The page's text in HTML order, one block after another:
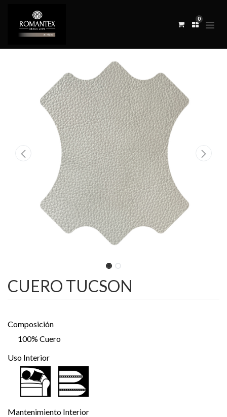
0
CUERO TUCSON
Composición
100% Cuero
Uso Interior
Mantenimiento Interior